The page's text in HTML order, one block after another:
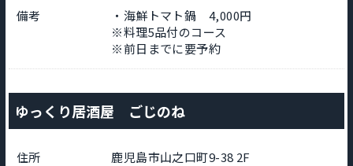
備考
・海鮮トマト鍋 4,000円
※料理5品付のコース
※前日までに要予約
ゆっくり居酒屋 ごじのね
住所 鹿児島市山之口町9-38 2F